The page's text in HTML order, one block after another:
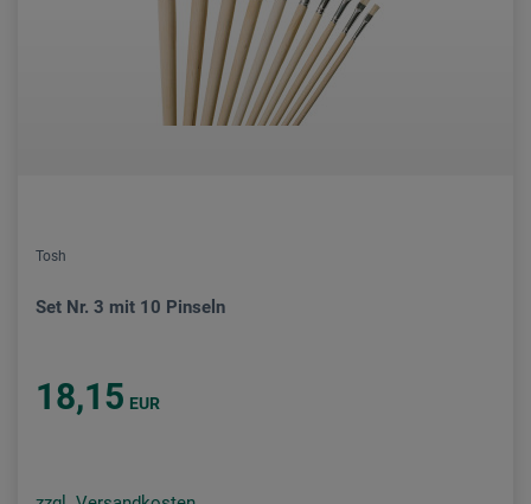
Tosh
Set Nr. 3 mit 10 Pinseln
18,15 EUR